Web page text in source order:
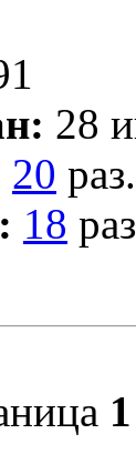
28
20 раз.
18
1